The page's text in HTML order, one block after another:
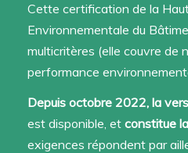
Cette certification de la
Environnementale du
multicritères (elle couvre de
performance
Depuis octobre 2022, la
est disponible, et constitue
exigences répondent par